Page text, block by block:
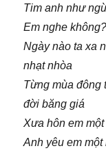
Tim anh như
Em nghe
Ngày nào ta xa
nhạt nhòa
Từng mùa đông
đời băng giá
Xưa hôn em
Anh yêu em